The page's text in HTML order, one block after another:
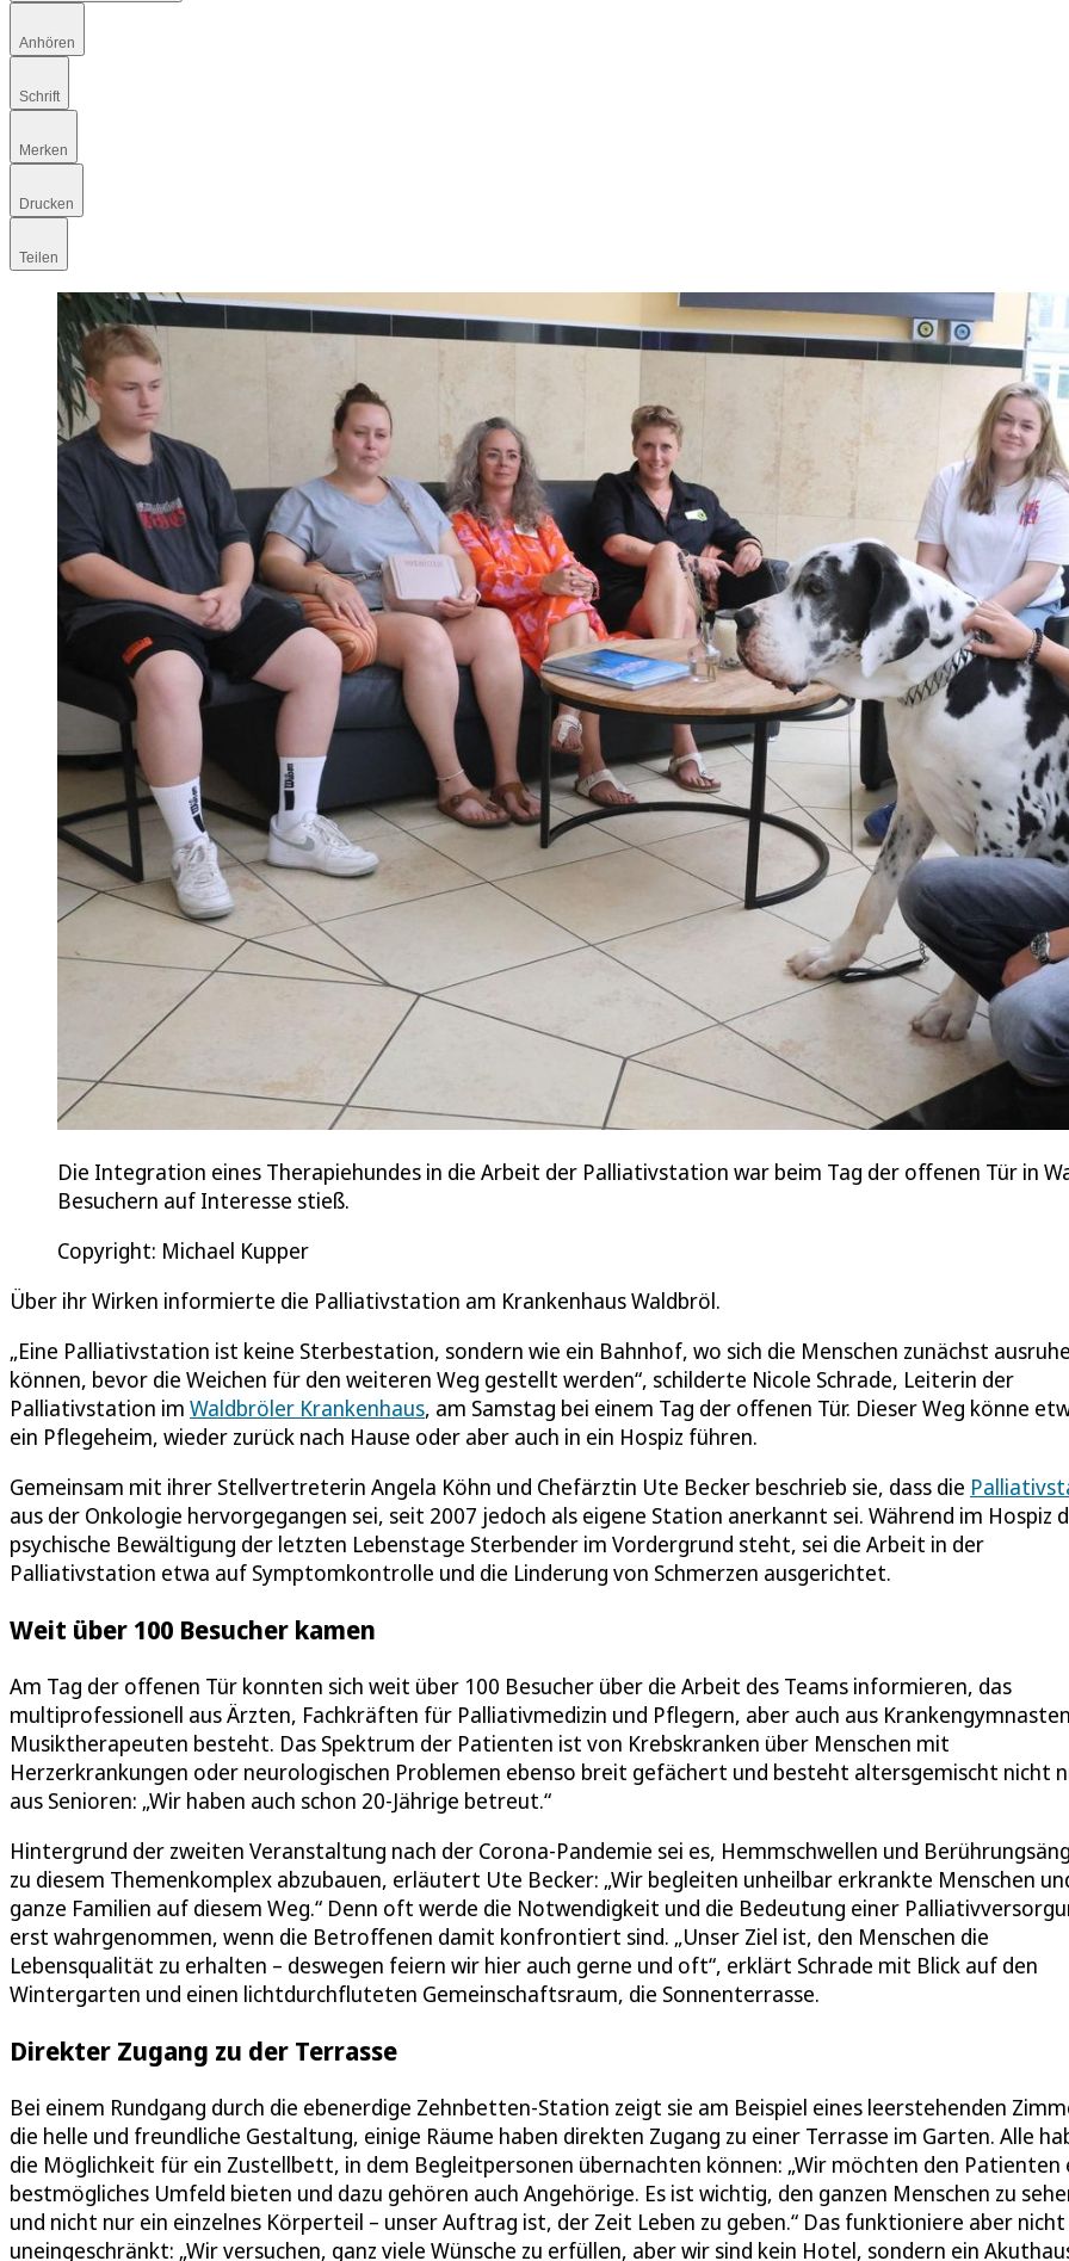
Anhören
Schrift
Merken
Drucken
Teilen
Die Integration eines Therapiehundes in die Arbeit der Palliativstation war beim Tag der offenen Tür in
Besuchern auf Interesse stieß.
Copyright: Michael Kupper
Über ihr Wirken informierte die Palliativstation am Krankenhaus Waldbröl.
„Eine Palliativstation ist keine Sterbestation, sondern wie ein Bahnhof, wo sich die Menschen zunächst
können, bevor die Weichen für den weiteren Weg gestellt werden“, schilderte Nicole Schrade, Leiterin der
Palliativstation im Waldbröler Krankenhaus, am Samstag bei einem Tag der offenen Tür. Dieser Weg könne
ein Pflegeheim, wieder zurück nach Hause oder aber auch in ein Hospiz führen.
Gemeinsam mit ihrer Stellvertreterin Angela Köhn und Chefärztin Ute Becker beschrieb sie, dass die
aus der Onkologie hervorgegangen sei, seit 2007 jedoch als eigene Station anerkannt sei. Während im Hospiz
psychische Bewältigung der letzten Lebenstage Sterbender im Vordergrund steht, sei die Arbeit in der
Palliativstation etwa auf Symptomkontrolle und die Linderung von Schmerzen ausgerichtet.
Weit über 100 Besucher kamen
Am Tag der offenen Tür konnten sich weit über 100 Besucher über die Arbeit des Teams informieren, das
multiprofessionell aus Ärzten, Fachkräften für Palliativmedizin und Pflegern, aber auch aus
Musiktherapeuten besteht. Das Spektrum der Patienten ist von Krebskranken über Menschen mit
Herzerkrankungen oder neurologischen Problemen ebenso breit gefächert und besteht altersgemischt nicht
aus Senioren: „Wir haben auch schon 20-Jährige betreut.“
Hintergrund der zweiten Veranstaltung nach der Corona-Pandemie sei es, Hemmschwellen und
zu diesem Themenkomplex abzubauen, erläutert Ute Becker: „Wir begleiten unheilbar erkrankte Menschen
ganze Familien auf diesem Weg.“ Denn oft werde die Notwendigkeit und die Bedeutung einer
erst wahrgenommen, wenn die Betroffenen damit konfrontiert sind. „Unser Ziel ist, den Menschen die
Lebensqualität zu erhalten – deswegen feiern wir hier auch gerne und oft“, erklärt Schrade mit Blick auf den
Wintergarten und einen lichtdurchfluteten Gemeinschaftsraum, die Sonnenterrasse.
Direkter Zugang zu der Terrasse
Bei einem Rundgang durch die ebenerdige Zehnbetten-Station zeigt sie am Beispiel eines leerstehenden
die helle und freundliche Gestaltung, einige Räume haben direkten Zugang zu einer Terrasse im Garten. Alle
die Möglichkeit für ein Zustellbett, in dem Begleitpersonen übernachten können: „Wir möchten den Patienten
bestmögliches Umfeld bieten und dazu gehören auch Angehörige. Es ist wichtig, den ganzen Menschen zu
und nicht nur ein einzelnes Körperteil – unser Auftrag ist, der Zeit Leben zu geben.“ Das funktioniere aber nicht
uneingeschränkt: „Wir versuchen, ganz viele Wünsche zu erfüllen, aber wir sind kein Hotel, sondern ein